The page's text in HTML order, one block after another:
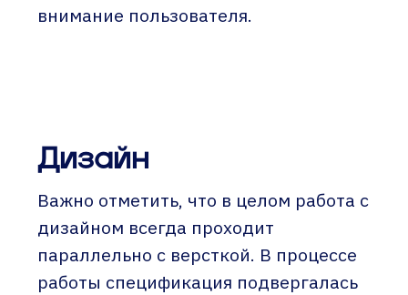
внимание пользователя.
Дизайн
Важно отметить, что в целом работа с
дизайном всегда проходит
параллельно с версткой. В процессе
работы спецификация подвергалась